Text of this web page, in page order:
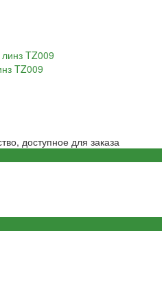
TZ009
доступное для заказа